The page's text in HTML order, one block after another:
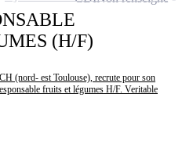
(H/F)
(nord- est Toulouse), recrute pour son
fruits et légumes H/F. Veritable